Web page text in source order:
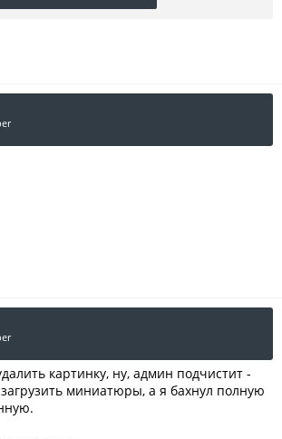
картинку, ну, админ подчистит -
миниатюры, а я бахнул полную